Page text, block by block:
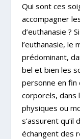
Qui sont ces
accompagner
d’euthanasie ?
l’euthanasie, le
prédominant,
bel et bien les
personne en fin
corporels, dans
physiques ou
s’assurent
échangent des